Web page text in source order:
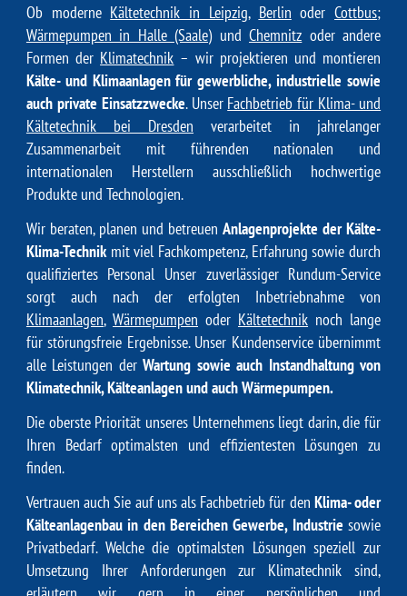
Ob moderne Kältetechnik in Leipzig, Berlin oderCottbus;
Wärmepumpen in Halle (Saale)undChemnitz oder andere
Formen der Klimatechnik – wir projektieren und montieren
Kälte- und Klimaanlagen für gewerbliche, industrielle sowie
auch private Einsatzzwecke. Unser Fachbetrieb für Klima- und
Kältetechnik bei Dresden verarbeitet in jahrelanger
Zusammenarbeit mit führenden nationalen und
internationalen Herstellern ausschließlich hochwertige
Produkte und Technologien.
Wir beraten, planen und betreuenAnlagenprojekte der Kälte-
Klima-Technikmit viel Fachkompetenz, Erfahrung sowie durch
qualifiziertes Personal Unser zuverlässiger Rundum-Service
sorgt auch nach der erfolgten Inbetriebnahme von
Klimaanlagen, Wärmepumpen oder Kältetechnik noch lange
für störungsfreie Ergebnisse. Unser Kundenservice übernimmt
alle Leistungen derWartung sowie auch Instandhaltung von
Klimatechnik, Kälteanlagen und auch Wärmepumpen.
Die oberste Priorität unseres Unternehmens liegt darin, die für
Ihren Bedarf optimalsten und effizientesten Lösungen zu
finden.
Vertrauen auch Sie auf uns als Fachbetrieb für den Klima- oder
Kälteanlagenbau in den Bereichen Gewerbe, Industrie sowie
Privatbedarf. Welche die optimalsten Lösungen speziell zur
Umsetzung Ihrer Anforderungen zur Klimatechnik sind,